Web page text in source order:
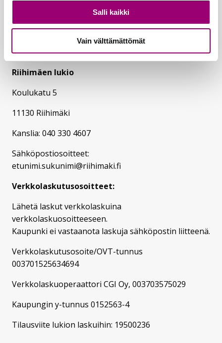
Salli kaikki
Vain välttämättömät
Riihimäen lukio
Koulukatu 5
11130 Riihimäki
Kanslia: 040 330 4607
Sähköpostiosoitteet:
etunimi.sukunimi@riihimaki.fi
Verkkolaskutusosoitteet:
Lähetä laskut verkkolaskuina
verkkolaskuosoitteeseen.
Kaupunki ei vastaanota laskuja sähköpostin liitteenä.
Verkkolaskutusosoite/OVT-tunnus
003701525634694
Verkkolaskuoperaattori CGI Oy, 003703575029
Kaupungin y-tunnus 0152563-4
Tilausviite lukion laskuihin: 19500236